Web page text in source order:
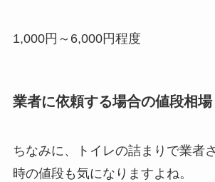
1,000円～6,000円程度
業者に依頼する場合の値段相場
ちなみに、トイレの詰まりで業者
時の値段も気になりますよね。